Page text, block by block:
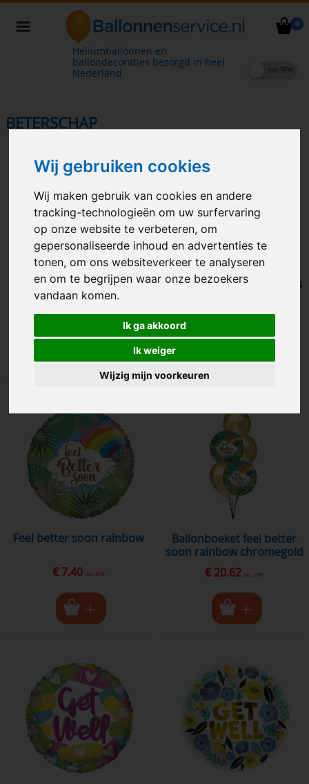
Wij gebruiken cookies
Wij maken gebruik van cookies en andere
tracking-technologieën om uw surfervaring
op onze website te verbeteren, om
gepersonaliseerde inhoud en advertenties te
tonen, om ons websiteverkeer te analyseren
en om te begrijpen waar onze bezoekers
vandaan komen.
Ik ga akkoord
Ik weiger
Wijzig mijn voorkeuren
0
Heliumballonnen en
ballondecoraties bezorgd in heel
Nederland
BETERSCHAP
vlieger
€ 9.95excl. BTW
get well soon birds hearts
€ 7.40
feel better soon rainbow
€ 7.40 excl. BTW
ballonboeket feel better
soon rainbow chromegold
€ 20.62 excl. BTW